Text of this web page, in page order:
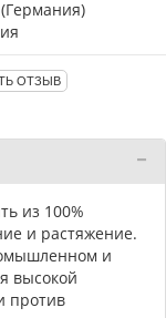
ОТЗЫВ
из 100%
и растяжение.
и
высокой
против